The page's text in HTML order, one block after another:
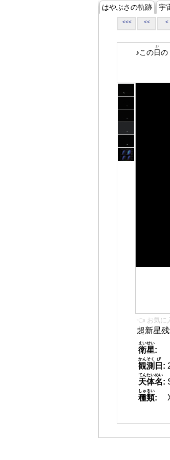
はやぶさの軌跡 宇
<<< << <
♪この日
ひ
の
👈 お気に
超新星
衛星
えいせい
:
観測
かんそく
日
び
:
天体名
てんたいめい
:
種類
しゅるい
: